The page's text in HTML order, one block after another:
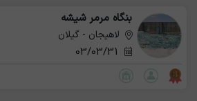
بنگاه مرمر شیشه
لاهیجان - گیلان